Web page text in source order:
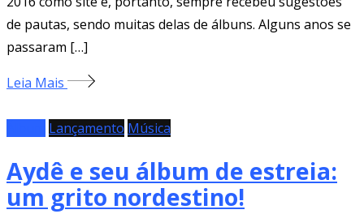
de pautas, sendo muitas delas de álbuns. Alguns anos se
passaram […]
Leia Mais
Lançamento Música
Aydê e seu álbum de estreia:
um grito nordestino!